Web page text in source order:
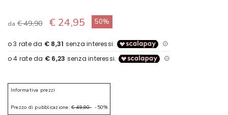
da€ 49,90 € 24,95 50%
Informativa prezzi
Prezzo di pubblicazione: € 49,90-50%